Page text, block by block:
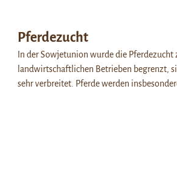
Pferdezucht
In der Sowjetunion wurde die
landwirtschaftlichen Betrieben begrenzt,
sehr verbreitet. Pferde werden